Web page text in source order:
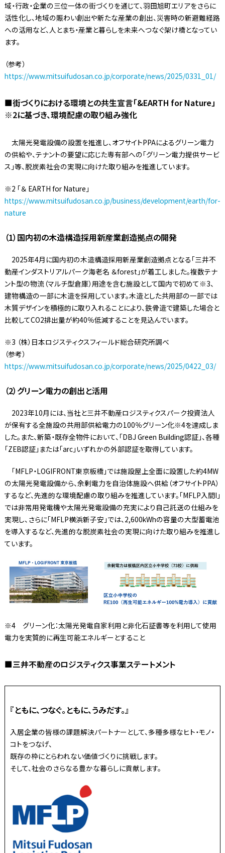
域・行政・企業の三位一体の街づくりを通じて、羽田旭町エリアをさらに
活性化し、地域の賑わい創出や新たな産業の創出、災害時の新避難経路
への活用など、人とまち・産業と暮らしを未来へつなぐ架け橋となってい
ます。
（参考）
https://www.mitsuifudosan.co.jp/corporate/news/2025/0331_01/
■街づくりにおける環境との共生宣言「&EARTH for Nature」
※2に基づき、環境配慮の取り組み強化
太陽光発電設備の設置を推進し、オフサイトPPAによるグリーン電力
の供給や、テナントの要望に応じた専有部への「グリーン電力提供サービ
ス」等、脱炭素社会の実現に向けた取り組みを推進しています。
※2 「＆ EARTH for Nature」
https://www.mitsuifudosan.co.jp/business/development/earth/for-
nature
（1）国内初の木造構造採用新産業創造拠点の開発
2025年4月に国内初の木造構造採用新産業創造拠点となる「三井不
動産インダストリアルパーク海老名 ＆forest」が着工しました。複数テナ
ント型の物流（マルチ型倉庫）用途を含む施設として国内で初めて※3、
建物構造の一部に木造を採用しています。木造とした共用部の一部では
木質デザインを積極的に取り入れることにより、鉄骨造で建築した場合と
比較してCO2排出量が約40％低減することを見込んでいます。
※3 （株）日本ロジスティクスフィールド総合研究所調べ
（参考）
https://www.mitsuifudosan.co.jp/corporate/news/2025/0422_03/
（2）グリーン電力の創出と活用
2023年10月には、当社と三井不動産ロジスティクスパーク投資法人
が保有する全施設の共用部供給電力の100％グリーン化※4を達成しま
した。また、新築・既存全物件において、「DBJ Green Building認証」、各種
「ZEB認証」または「arc」いずれかの外部認証を取得しています。
「MFLP・LOGIFRONT東京板橋」では施設屋上全面に設置した約4MW
の太陽光発電設備から、余剰電力を自治体施設へ供給（オフサイトPPA）
するなど、先進的な環境配慮の取り組みを推進しています。「MFLP入間I」
では非常用発電機や太陽光発電設備の充実により自己託送の仕組みを
実現し、さらに「MFLP横浜新子安」では、2,600kWhの容量の大型蓄電池
を導入するなど、先進的な脱炭素社会の実現に向けた取り組みを推進し
ています。
※4 グリーン化：太陽光発電自家利用と非化石証書等を利用して使用
電力を実質的に再生可能エネルギーとすること
■三井不動産のロジスティクス事業ステートメント
『ともに、つなぐ。ともに、うみだす。』
入居企業の皆様の課題解決パートナーとして、多種多様なヒト・モノ・
コトをつなげ、
既存の枠にとらわれない価値づくりに挑戦します。
そして、社会のさらなる豊かな暮らしに貢献します。